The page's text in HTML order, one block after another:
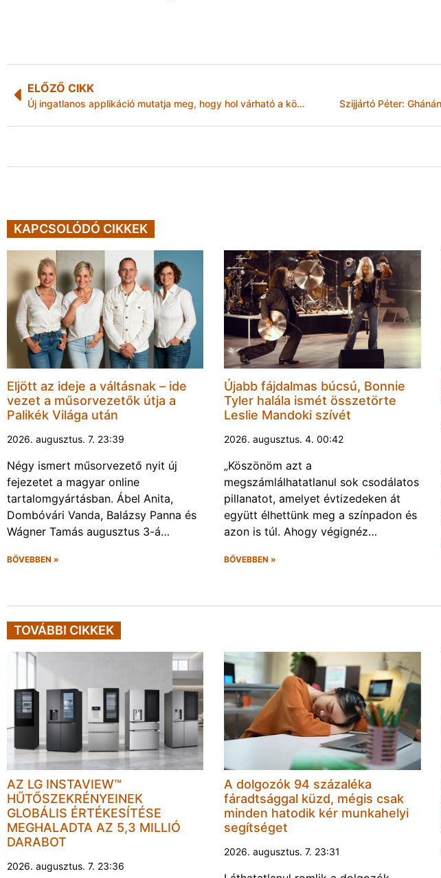
ELŐZŐ CIKK
Új ingatlanos applikáció mutatja meg, hogy hol várható a következő ingatlanár-robbanás
KAPCSOLÓDÓ CIKKEK
Eljött az ideje a váltásnak – ide
vezet a műsorvezetők útja a
Palikék Világa után
2026. augusztus. 7. 23:39
Négy ismert műsorvezető nyit új
fejezetet a magyar online
tartalomgyártásban. Ábel Anita,
Dombóvári Vanda, Balázsy Panna és
Wágner Tamás augusztus 3-á…
BŐVEBBEN »
Újabb fájdalmas búcsú, Bonnie
Tyler halála ismét összetörte
Leslie Mandoki szívét
2026. augusztus. 4. 00:42
„Köszönöm azt a
megszámlálhatatlanul sok csodálatos
pillanatot, amelyet évtizedeken át
együtt élhettünk meg a színpadon és
azon is túl. Ahogy végignéz…
BŐVEBBEN »
TOVÁBBI CIKKEK
AZ LG INSTAVIEW™
HŰTŐSZEKRÉNYEINEK
GLOBÁLIS ÉRTÉKESÍTÉSE
MEGHALADTA AZ 5,3 MILLIÓ
DARABOT
2026. augusztus. 7. 23:36
A dolgozók 94 százaléka
fáradtsággal küzd, mégis csak
minden hatodik kér munkahelyi
segítséget
2026. augusztus. 7. 23:31